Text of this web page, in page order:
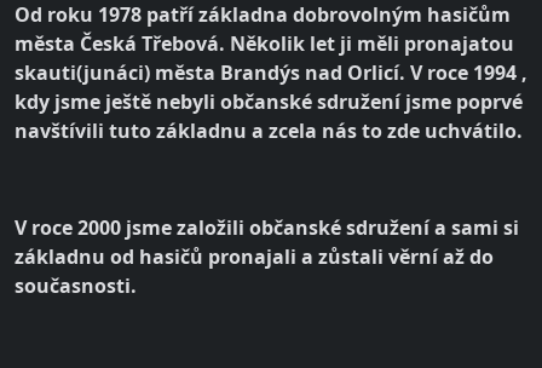
Od roku 1978 patří základna dobrovolným hasičům
města Česká Třebová. Několik let ji měli pronajatou
skauti(junáci) města Brandýs nad Orlicí. V roce 1994 ,
kdy jsme ještě nebyli občanské sdružení jsme poprvé
navštívili tuto základnu a zcela nás to zde uchvátilo.
V roce 2000 jsme založili občanské sdružení a sami si
základnu od hasičů pronajali a zůstali věrní až do
současnosti.